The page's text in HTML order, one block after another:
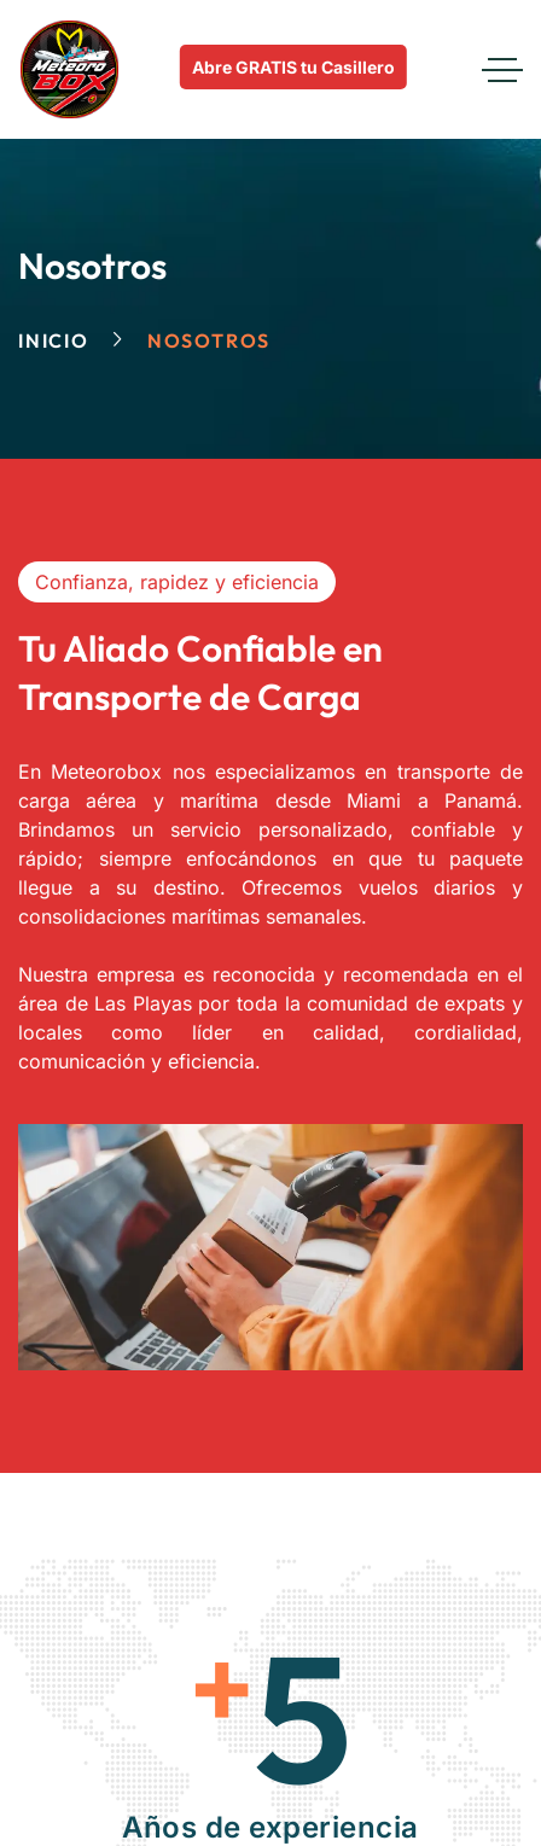
Abre GRATIS tu Casillero
Nosotros
INICIO NOSOTROS
Confianza, rapidez y eficiencia
Tu Aliado Confiable en
Transporte de Carga
En Meteorobox nos especializamos en transporte de
carga aérea y marítima desde Miami a Panamá.
Brindamos un servicio personalizado, confiable y
rápido; siempre enfocándonos en que tu paquete
llegue a su destino. Ofrecemos vuelos diarios y
consolidaciones marítimas semanales.
Nuestra empresa es reconocida y recomendada en el
área de Las Playas por toda la comunidad de expats y
locales como líder en calidad, cordialidad,
comunicación y eficiencia.
+5
Años de experiencia